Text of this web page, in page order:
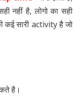
नहीं है, लोगो का सही
कई सारी activity है जो
है।